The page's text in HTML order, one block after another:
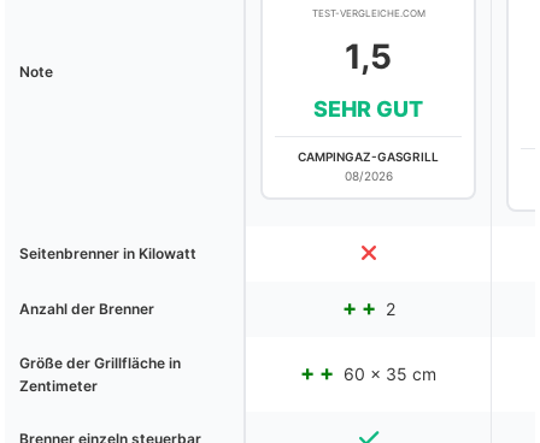
Note
TEST-VERGLEICHE.COM
1,5
SEHR GUT
CAMPINGAZ-GASGRILL
08/2026
Seitenbrenner in Kilowatt
Anzahl der Brenner 2
Größe der Grillfläche in
Zentimeter
60 x 35 cm
Brenner einzeln steuerbar